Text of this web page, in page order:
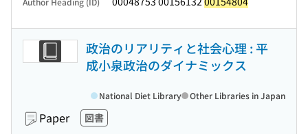
政治のリアリティと社会心理 : 平
成小泉政治のダイナミックス
Paper 図書
National Diet Library Other Libraries in Japan